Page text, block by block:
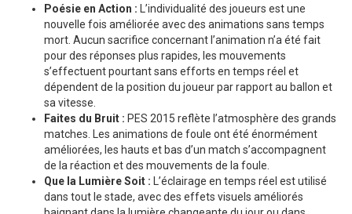
Poésie en Action : L’individualité des joueurs est une
nouvelle fois améliorée avec des animations sans temps
mort. Aucun sacrifice concernant l’animation n’a été fait
pour des réponses plus rapides, les mouvements
s’effectuent pourtant sans efforts en temps réel et
dépendent de la position du joueur par rapport au ballon et
sa vitesse.
Faites du Bruit : PES 2015 reflète l’atmosphère des grands
matches. Les animations de foule ont été énormément
améliorées, les hauts et bas d’un match s’accompagnent
de la réaction et des mouvements de la foule.
Que la Lumière Soit : L’éclairage en temps réel est utilisé
dans tout le stade, avec des effets visuels améliorés